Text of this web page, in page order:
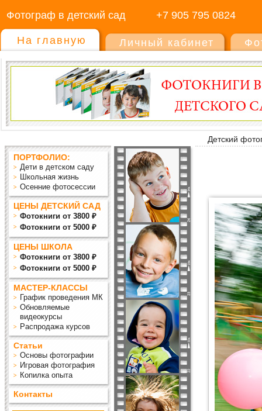
Фотограф в детский сад +7 905 795 0824
На главную Личный кабинет
Детский
ПОРТФОЛИО:
Дети в детском саду
Школьная жизнь
Осенние фотосессии
ЦЕНЫ ДЕТСКИЙ САД
Фотокниги от 3800 ₽
Фотокниги от 5000 ₽
ЦЕНЫ ШКОЛА
Фотокниги от 3800 ₽
Фотокниги от 5000 ₽
МАСТЕР-КЛАССЫ
График проведения МК
Обновляемые
видеокурсы
Распродажа курсов
Статьи
Основы фотографии
Игровая фотография
Копилка опыта
Контакты